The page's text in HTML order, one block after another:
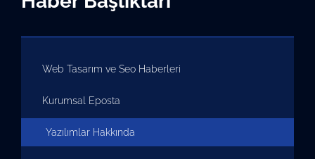
Web Tasarım ve Seo Haberleri
Kurumsal Eposta
Yazılımlar Hakkında